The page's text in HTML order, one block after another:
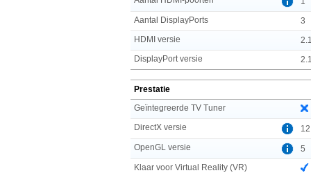
Aantal DisplayPorts
3
HDMI versie
DisplayPort versie
Prestatie
Geïntegreerde TV Tuner
DirectX versie
OpenGL versie
5
Klaar voor Virtual Reality (VR)